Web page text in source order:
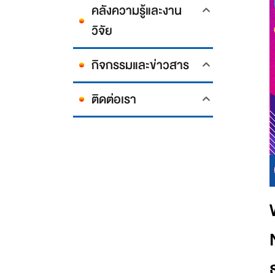
คลังความรู้และงาน
วิจัย
กิจกรรมและข่าวสาร
ติดต่อเรา